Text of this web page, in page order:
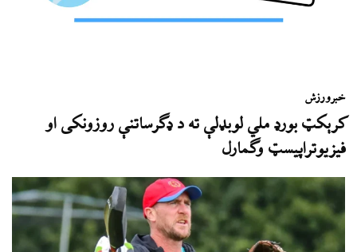
خبرورزش
کرېکټ بورډ ملي لوبډلې ته د ډګرساتنې روزونکی او
فیزیوتراپيسټ وګمارل